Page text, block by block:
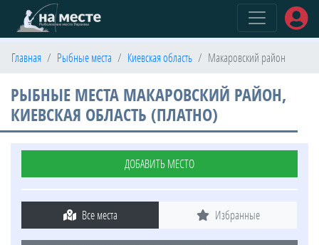
Главная Рыбные места Киевская область Макаровский район
РЫБНЫЕ МЕСТА МАКАРОВСКИЙ РАЙОН,
КИЕВСКАЯ ОБЛАСТЬ (ПЛАТНО)
ДОБАВИТЬ МЕСТО
Все места Избранные